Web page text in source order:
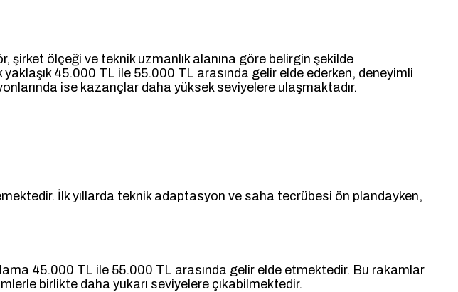
şirket ölçeği ve teknik uzmanlık alanına göre belirgin şekilde
45.000 TL ile 55.000 TL arasında gelir elde ederken, deneyimli
ise kazançlar daha yüksek seviyelere ulaşmaktadır.
İlk yıllarda teknik adaptasyon ve saha tecrübesi ön plandayken,
45.000 TL ile 55.000 TL arasında gelir elde etmektedir. Bu rakamlar
birlikte daha yukarı seviyelere çıkabilmektedir.